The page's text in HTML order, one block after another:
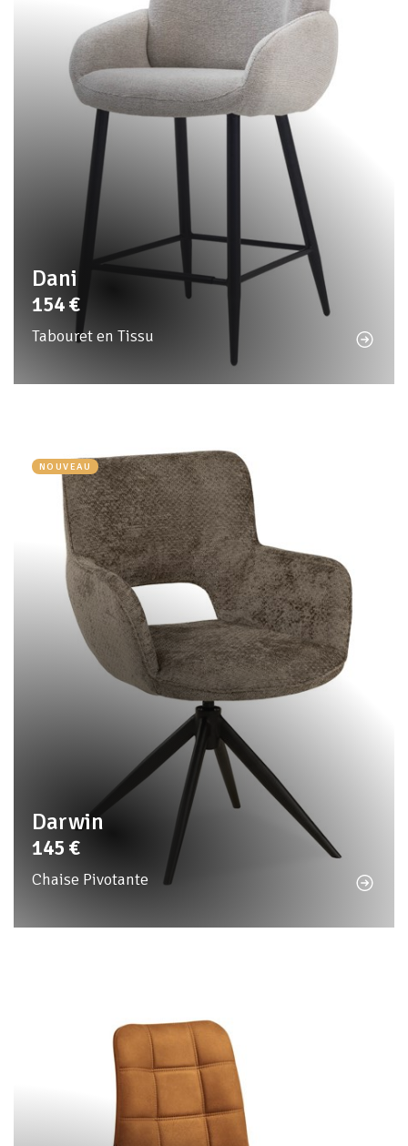
Dani
154€
Tabouret en Tissu
NOUVEAU
Darwin
145 €
Chaise Pivotante